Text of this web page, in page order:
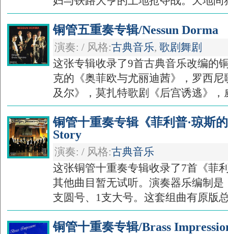
铜管五重奏专辑/Nessun Dorma
演奏: / 风格:古典音乐, 歌剧舞剧
这张专辑收录了9首古典音乐改编的
克的《奥菲欧与尤丽迪茜》，罗西
及尔》，莫扎特歌剧《后宫诱逃》，
铜管十重奏专辑《菲利普·琼斯
Story
演奏: / 风格:古典音乐
这张铜管十重奏专辑收录了7首《菲
其他曲目暂无试听。演奏器乐编制是
支圆号、1支大号。这套组曲有原版
铜管十重奏专辑/Brass